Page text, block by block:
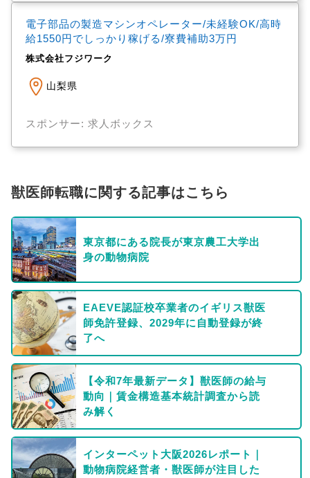
電子部品の製造マシンオペレーター/未経験OK/高時
給1550円でしっかり稼げる/寮費補助3万円
株式会社フジワーク
山梨県
スポンサー: 求人ボックス
獣医師転職に関する記事はこちら
東京都にある院長が東京農工大学出
身の動物病院
EAEVE認証校卒業者のイギリス獣医
師免許登録、2029年に自動登録が終
了へ
【令和7年最新データ】獣医師の給与
動向｜賃金構造基本統計調査から読
み解く
インターペット大阪2026レポート｜
動物病院経営者・獣医師が注目した